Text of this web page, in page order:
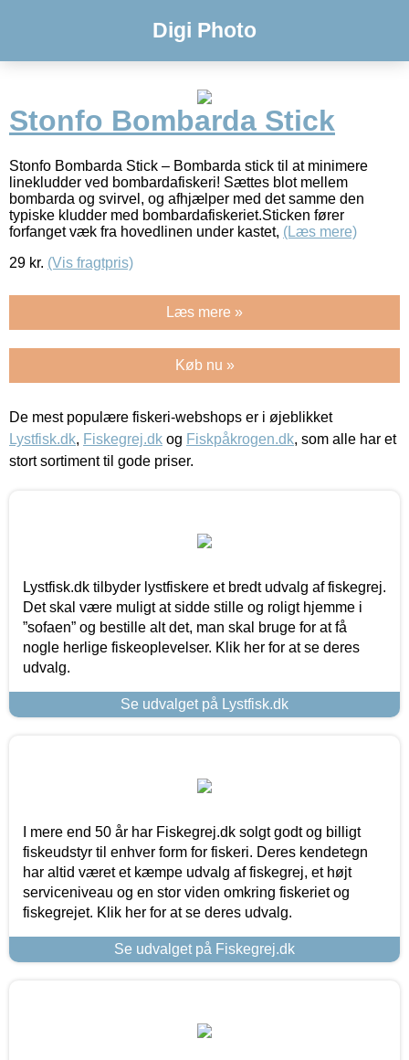
Digi Photo
Stonfo Bombarda Stick
Stonfo Bombarda Stick – Bombarda stick til at minimere
linekludder ved bombardafiskeri! Sættes blot mellem
bombarda og svirvel, og afhjælper med det samme den
typiske kludder med bombardafiskeriet.Sticken fører
forfanget væk fra hovedlinen under kastet, (Læs mere)
29 kr. (Vis fragtpris)
Læs mere »
Køb nu »
De mest populære fiskeri-webshops er i øjeblikket
Lystfisk.dk, Fiskegrej.dk og Fiskpåkrogen.dk, som alle har et
stort sortiment til gode priser.
Lystfisk.dk tilbyder lystfiskere et bredt udvalg af fiskegrej.
Det skal være muligt at sidde stille og roligt hjemme i
”sofaen” og bestille alt det, man skal bruge for at få
nogle herlige fiskeoplevelser. Klik her for at se deres
udvalg.
Se udvalget på Lystfisk.dk
I mere end 50 år har Fiskegrej.dk solgt godt og billigt
fiskeudstyr til enhver form for fiskeri. Deres kendetegn
har altid været et kæmpe udvalg af fiskegrej, et højt
serviceniveau og en stor viden omkring fiskeriet og
fiskegrejet. Klik her for at se deres udvalg.
Se udvalget på Fiskegrej.dk